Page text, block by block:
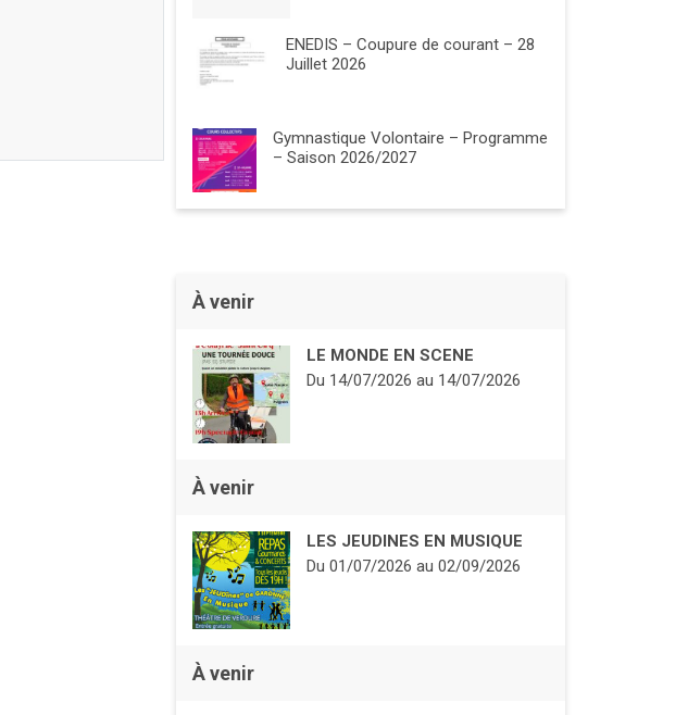
ENEDIS – Coupure de courant – 28
Juillet 2026
Gymnastique Volontaire – Programme
– Saison 2026/2027
À venir
LE MONDE EN SCENE
Du 14/07/2026au 14/07/2026
À venir
LES JEUDINES EN MUSIQUE
Du 01/07/2026au 02/09/2026
À venir